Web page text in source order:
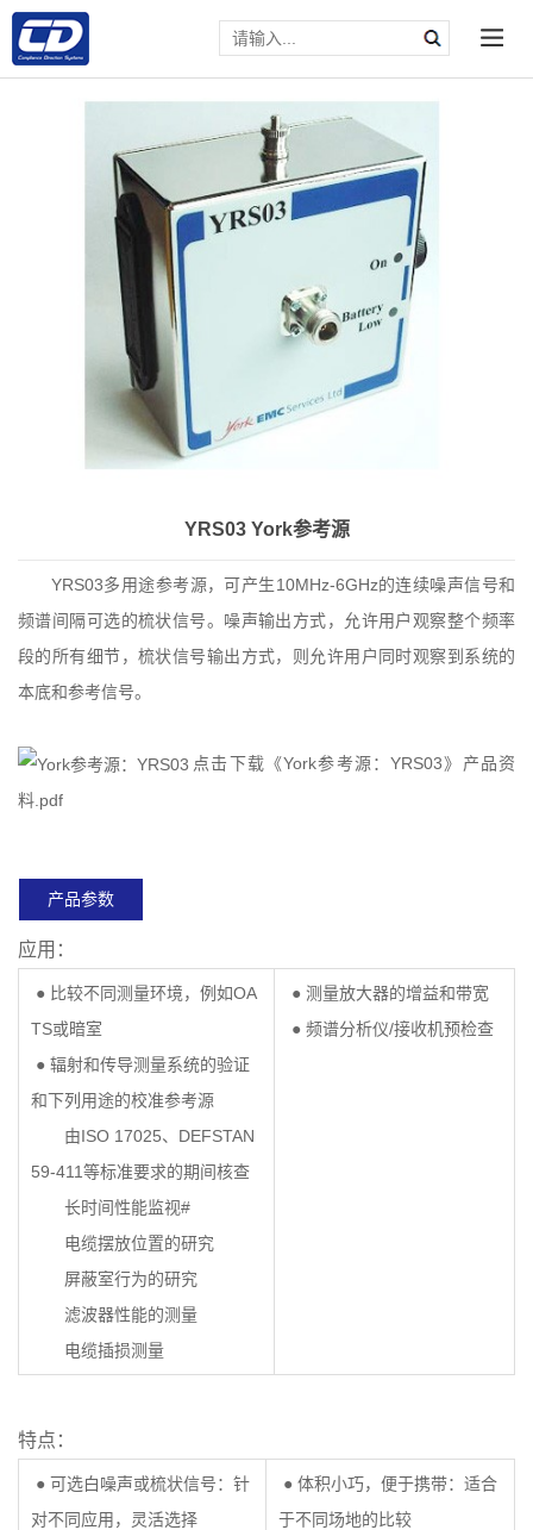
YRS03 York参考源
YRS03多用途参考源，可产生10MHz-6GHz的连续噪声信号和
频谱间隔可选的梳状信号。噪声输出方式，允许用户观察整个频率
段的所有细节，梳状信号输出方式，则允许用户同时观察到系统的
本底和参考信号。
点击下载《York参考源：YRS03》产品资
料.pdf
产品参数
应用：
● 比较不同测量环境，例如OA
TS或暗室
● 辐射和传导测量系统的验证
和下列用途的校准参考源
由ISO 17025、DEFSTAN
59-411等标准要求的期间核查
长时间性能监视#
电缆摆放位置的研究
屏蔽室行为的研究
滤波器性能的测量
电缆插损测量
● 测量放大器的增益和带宽
● 频谱分析仪/接收机预检查
特点：
● 可选白噪声或梳状信号：针
对不同应用，灵活选择
● 体积小巧，便于携带：适合
于不同场地的比较